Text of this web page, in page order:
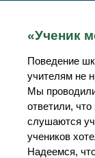
«Ученик
Поведение
учителям не
Мы
ответили,
слушаются
учеников
Надеемся,